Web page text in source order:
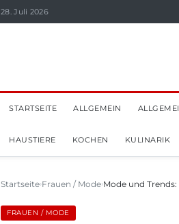
28. Juli 2026
STARTSEITE ALLGEMEIN
HAUSTIERE KOCHEN KULINARIK
Startseite Frauen / Mode Mode und
FRAUEN / MODE